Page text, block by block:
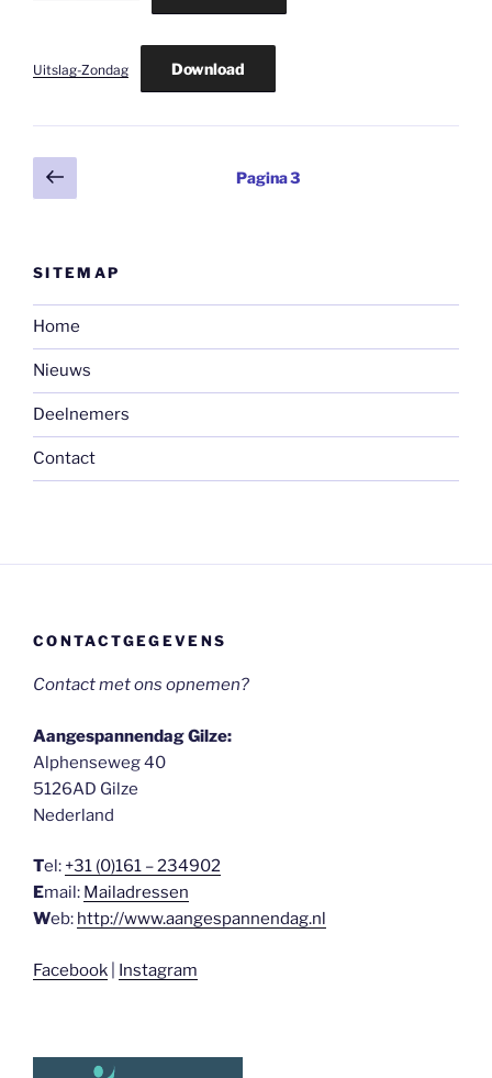
Uitslag-Zondag Download
Berichten
paginering
Vorige
pagina
Pagina3
SITEMAP
Home
Nieuws
Deelnemers
Contact
CONTACTGEGEVENS
Contact met ons opnemen?
Aangespannendag Gilze:
Alphenseweg 40
5126AD Gilze
Nederland
Tel: +31 (0)161 – 234902
Email: Mailadressen
Web: http://www.aangespannendag.nl
Facebook Instagram